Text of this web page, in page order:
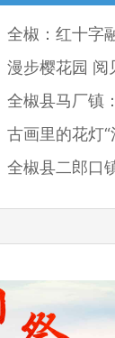
全椒：红十字融
漫步樱花园 阅
全椒县马厂镇
古画里的花灯
全椒县二郎口镇